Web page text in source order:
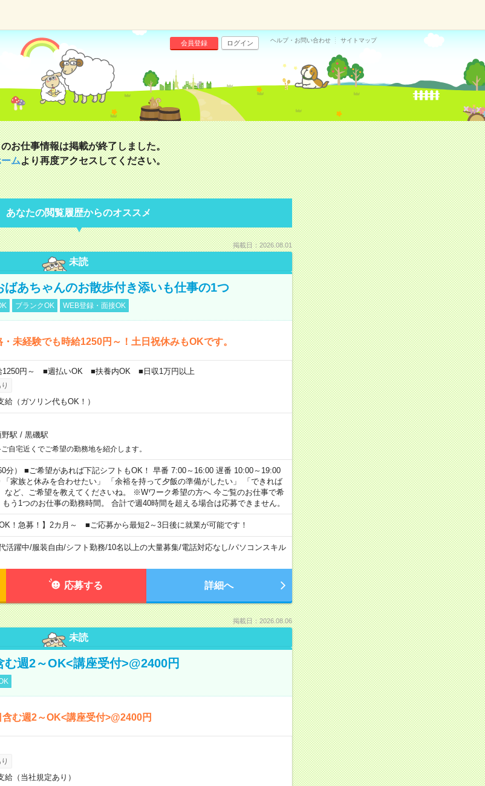
会員登録 ログイン ヘルプ・お問い合わせ サイトマップ
お仕事情報は掲載が終了しました。
ムより再度アクセスしてください。
あなたの閲覧履歴からのオススメ
掲載日：2026.08.01
未読
ばあちゃんのお散歩付き添いも仕事の1つ
ブランクOK WEB登録・面接OK
未経験でも時給1250円～！土日祝休みもOKです。
1250円～ ■週払いOK ■扶養内OK ■日収1万円以上
給（ガソリン代もOK！）
駅 / 黒磯駅
自宅近くでご希望の勤務地を紹介します。
分） ■ご希望があれば下記シフトもOK！ 早番 7:00～16:00 遅番 10:00～19:00
家族と休みを合わせたい」 「余裕を持って夕飯の準備がしたい」 「できれば
など、ご希望を教えてくださいね。 ※Wワーク希望の方へ 今ご覧のお仕事で希
う1つのお仕事の勤務時間。 合計で週40時間を超える場合は応募できません。
！急募！】2カ月～ ■ご応募から最短2～3日後に就業が可能です！
活躍中/服装自由/シフト勤務/10名以上の大量募集/電話対応なし/パソコンスキル
応募する 詳細へ
掲載日：2026.08.06
未読
週2～OK<講座受付>@2400円
む週2～OK<講座受付>@2400円
給（当社規定あり）